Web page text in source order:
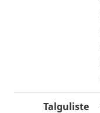
Talguliste